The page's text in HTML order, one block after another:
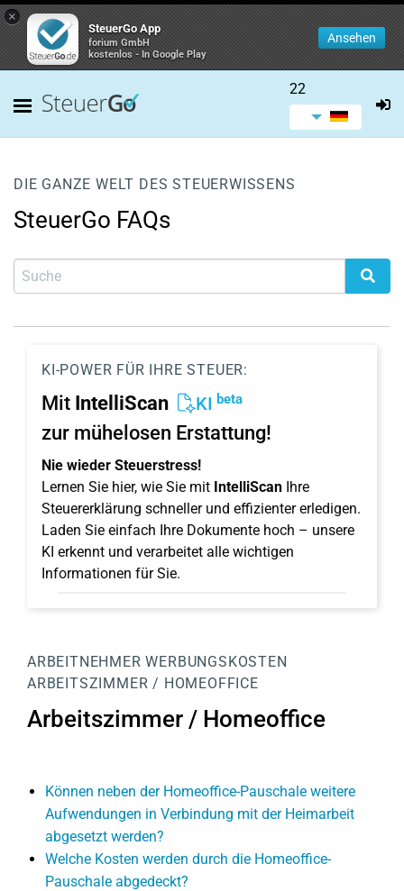
×
SteuerGo App
forium GmbH
kostenlos - In Google Play
Ansehen
22
DIE GANZE WELT DES STEUERWISSENS
SteuerGo FAQs
KI-POWER FÜR IHRE STEUER:
Mit IntelliScan KI beta
zur mühelosen Erstattung!
Nie wieder Steuerstress!
Lernen Sie hier, wie Sie mit IntelliScan Ihre
Steuererklärung schneller und effizienter erledigen.
Laden Sie einfach Ihre Dokumente hoch – unsere
KI erkennt und verarbeitet alle wichtigen
Informationen für Sie.
ARBEITNEHMER WERBUNGSKOSTEN
ARBEITSZIMMER / HOMEOFFICE
Arbeitszimmer / Homeoffice
Können neben der Homeoffice-Pauschale weitere
Aufwendungen in Verbindung mit der Heimarbeit
abgesetzt werden?
Welche Kosten werden durch die Homeoffice-
Pauschale abgedeckt?